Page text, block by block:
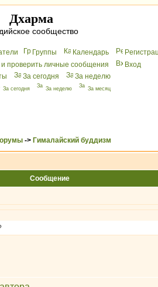
Дхарма
сообщество
Группы Календарь
и проверить личные сообщения
Вхoд
За сегодня За неделю
За сегодня За неделю За месяц
-> Гималайский буддизм
Сообщение